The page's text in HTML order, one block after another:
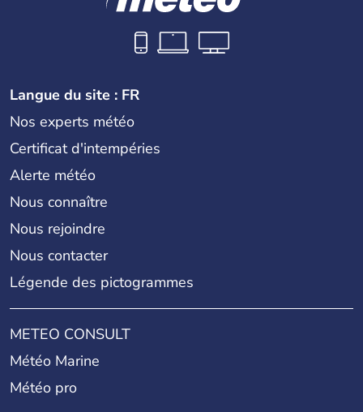
Langue du site : FR
Nos experts météo
Certificat d'intempéries
Alerte météo
Nous connaître
Nous rejoindre
Nous contacter
Légende des pictogrammes
METEO CONSULT
Météo Marine
Météo pro